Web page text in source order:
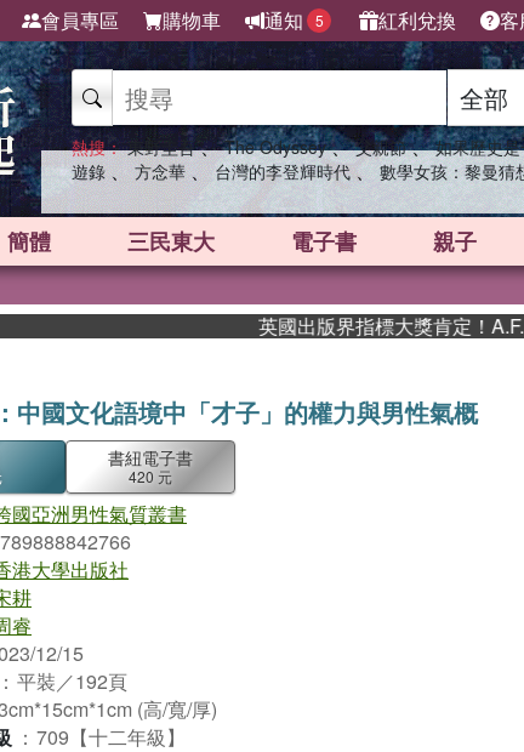
會員專區 購物車 通知 5 紅利兌換
熱搜： 東野圭吾 、 The Odyssey 、 父親節 、 如果歷史
遊錄 、 方念華 、 台灣的李登輝時代 、 數學女孩：黎曼猜
簡體 三民東大 電子書 親子
英國出版界指標大獎肯定！A.F.
中國文化語境中「才子」的權力與男性氣概
書紐電子書
420 元
國亞洲男性氣質叢書
港大學出版社
耕
睿
12/15
： 平裝／192頁
(高/寬/厚)
： 709【十二年級】